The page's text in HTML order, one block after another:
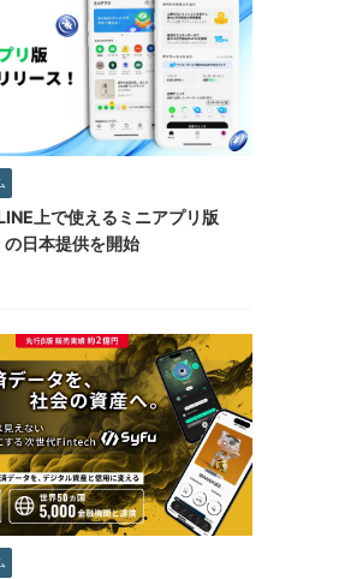
上で使えるミニアプリ版
日本提供を開始